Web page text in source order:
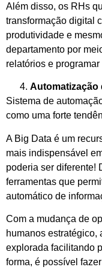
Além disso, os RHs
transformação digital
produtividade e
departamento por
relatórios e
Sistema de
como uma forte
A Big Data é um
mais indispensável
poderia ser diferente!
ferramentas que
automático de
Com a mudança de
humanos
explorada facilitando
forma, é possível